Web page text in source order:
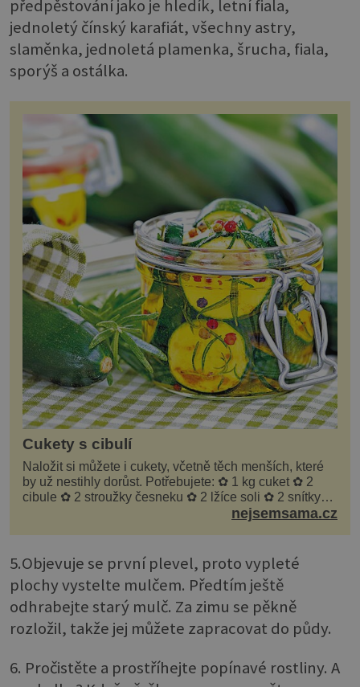
předpěstování jako je hledík, letní fiala,
jednoletý čínský karafiát, všechny astry,
slaměnka, jednoletá plamenka, šrucha, fiala,
sporýš a ostálka.
Cukety s cibulí
Naložit si můžete i cukety, včetně těch menších, které
by už nestihly dorůst. Potřebujete: ✿ 1 kg cuket ✿ 2
cibule ✿ 2 stroužky česneku ✿ 2 lžíce soli ✿ 2 snítky
kopru ✿ hrst petrželky Nálev: ✿ 400 m...nejsemsama.cz
5.Objevuje se první plevel, proto vypleté
plochy vystelte mulčem. Předtím ještě
odhrabejte starý mulč. Za zimu se pěkně
rozložil, takže jej můžete zapracovat do půdy.
6. Pročistěte a prostříhejte popínavé rostliny. A